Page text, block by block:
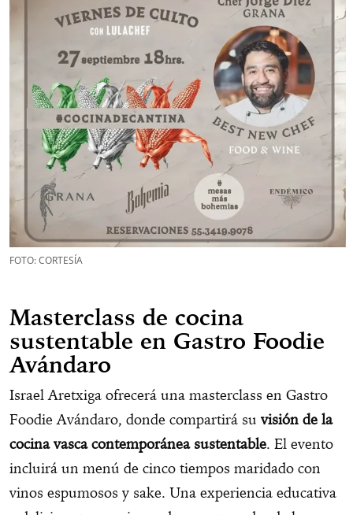
FOTO: CORTESÍA
Masterclass de cocina
sustentable en Gastro Foodie
Avándaro
Israel Aretxiga ofrecerá una masterclass en Gastro
Foodie Avándaro, donde compartirá su visión de la
cocina vasca contemporánea sustentable. El evento
incluirá un menú de cinco tiempos maridado con
vinos espumosos y sake. Una experiencia educativa